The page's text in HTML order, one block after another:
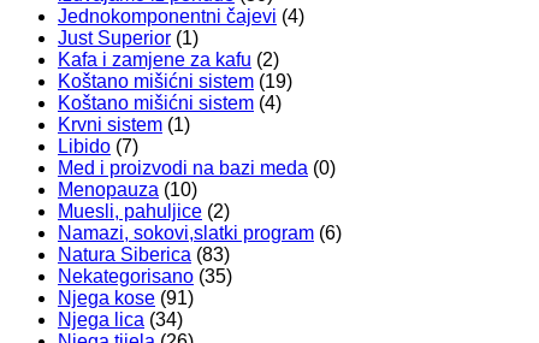
Jednokomponentni čajevi (4)
Just Superior (1)
Kafa i zamjene za kafu (2)
Koštano mišićni sistem (19)
Koštano mišićni sistem (4)
Krvni sistem (1)
Libido (7)
Med i proizvodi na bazi meda (0)
Menopauza (10)
Muesli, pahuljice (2)
Namazi, sokovi,slatki program (6)
Natura Siberica (83)
Nekategorisano (35)
Njega kose (91)
Njega lica (34)